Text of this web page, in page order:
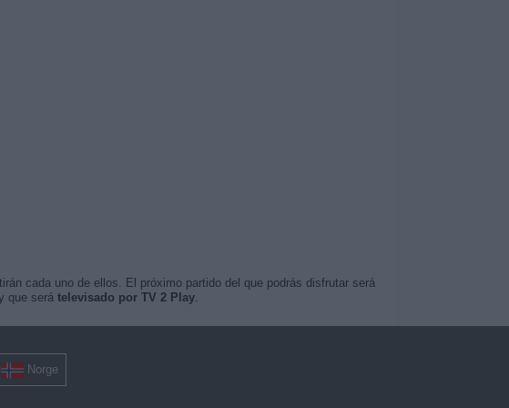
cada uno de ellos. El próximo partido del que podrás disfrutar será
que será televisado por TV 2 Play.
Norge